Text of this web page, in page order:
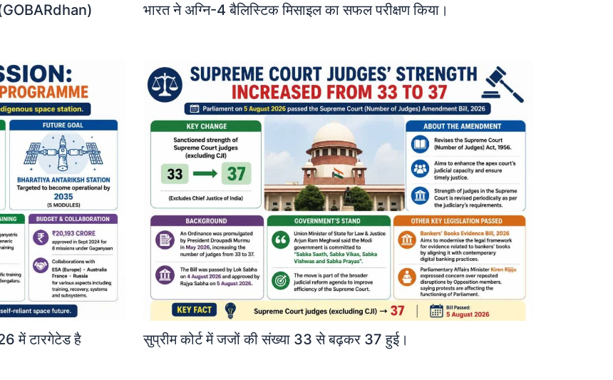
(GOBARdhan)
भारत ने अग्नि-4 बैलिस्टिक मिसाइल का सफल परीक्षण किया।
में टारगेटेड है सुप्रीम कोर्ट में जजों की संख्या 33 से बढ़कर 37 हुई।